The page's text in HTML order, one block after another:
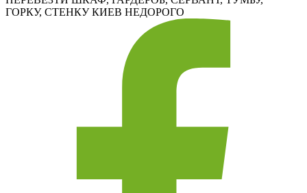
ГОРКУ, СТЕНКУ КИЕВ НЕДОРОГО